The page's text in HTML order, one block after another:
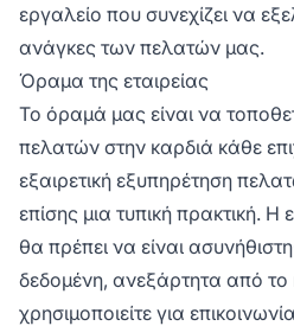
εργαλείο που συνεχίζει να
ανάγκες των πελατών μας.
Όραμα της εταιρείας
Το όραμά μας είναι να
πελατών στην καρδιά κάθε
εξαιρετική εξυπηρέτηση
επίσης μια τυπική πρακτική. Η
θα πρέπει να είναι
δεδομένη, ανεξάρτητα από το
χρησιμοποιείτε για